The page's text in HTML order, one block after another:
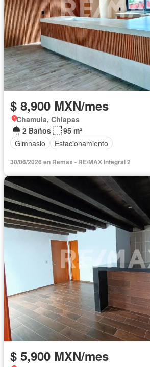
$ 8,900 MXN/mes
Chamula, Chiapas
2 Baños
95 m²
Gimnasio
Estacionamiento
30/06/2026 en Remax - RE/MAX Integral 2
$ 5,900 MXN/mes